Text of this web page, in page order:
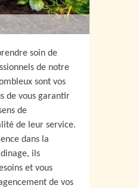
soin de
de notre
sont vos
de vous garantir
de
de leur service.
dans la
ils
et vous
de vos